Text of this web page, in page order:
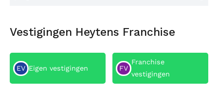
Vestigingen Heytens Franchise
EV Eigen vestigingen FV
Franchise
vestigingen